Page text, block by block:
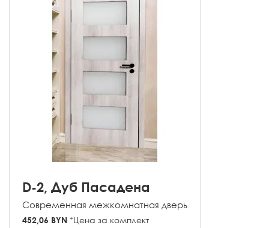
D-2, Дуб Пасадена
Современная межкомнатная дверь
452,06 BYN *Цена за комплект